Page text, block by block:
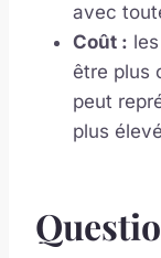
avec
Coût :
être plus
peut
plus